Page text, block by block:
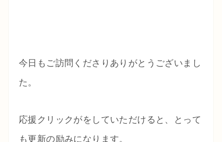
今日もご訪問くださりありがとうございまし
た。
応援クリックがをしていただけると、とって
も更新の励みになります。